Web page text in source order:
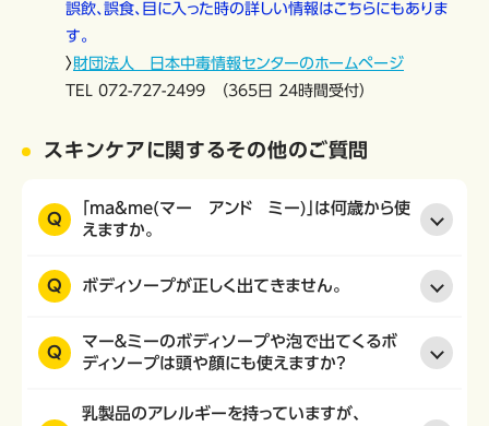
誤飲、誤食、目に入った時の詳しい情報はこちらにもありま
す。
〉財団法人 日本中毒情報センターのホームページ
TEL 072-727-2499 （365日 24時間受付）
スキンケアに関するその他のご質問
Q
「ma&me(マー アンド ミー)」は何歳から使
えますか。
Q ボディソープが正しく出てきません。
Q
マー＆ミーのボディソープや泡で出てくるボ
ディソープは頭や顔にも使えますか？
乳製品のアレルギーを持っていますが、